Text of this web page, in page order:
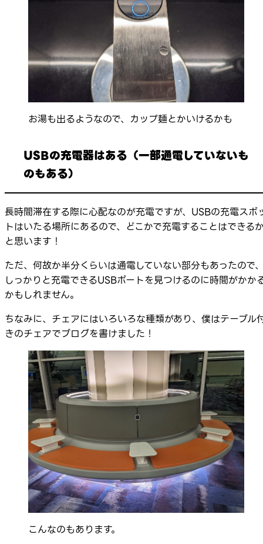
お湯も出るようなので、カップ麺とかいけるかも
USBの充電器はある（一部通電していないも
のもある）
長時間滞在する際に心配なのが充電ですが、USBの充電スポ
トはいたる場所にあるので、どこかで充電することはできる
と思います！
ただ、何故か半分くらいは通電していない部分もあったので
しっかりと充電できるUSBポートを見つけるのに時間がかか
かもしれません。
ちなみに、チェアにはいろいろな種類があり、僕はテーブル
きのチェアでブログを書けました！
こんなのもあります。